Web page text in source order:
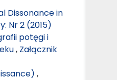
Dissonance in
Nr 2 (2015)
potęgi i
, Załącznik
,